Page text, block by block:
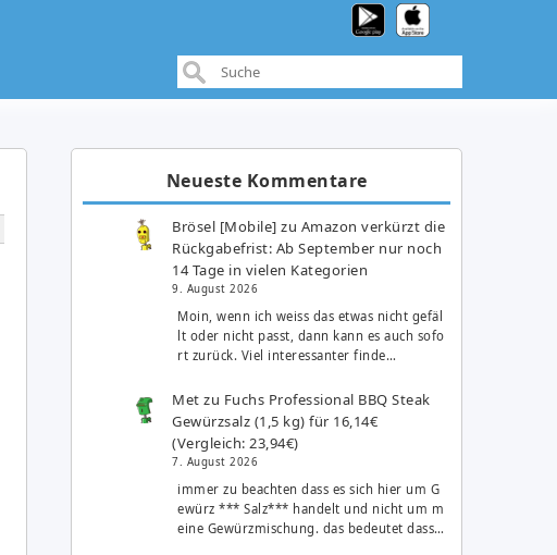
Neueste Kommentare
Brösel [Mobile] zu Amazon verkürzt die
Rückgabefrist: Ab September nur noch
14 Tage in vielen Kategorien
9. August 2026
Moin, wenn ich weiss das etwas nicht gefäl
lt oder nicht passt, dann kann es auch sofo
rt zurück. Viel interessanter finde…
Met zu Fuchs Professional BBQ Steak
Gewürzsalz (1,5 kg) für 16,14€
(Vergleich: 23,94€)
7. August 2026
immer zu beachten dass es sich hier um G
ewürz *** Salz*** handelt und nicht um m
eine Gewürzmischung. das bedeutet dass…